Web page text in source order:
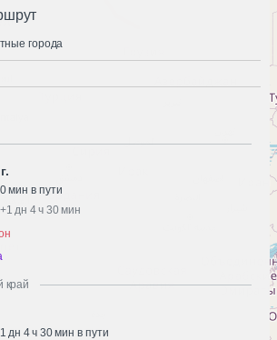
города
0 мин в пути
+1 дн 4 ч 30 мин
край
1 дн 4 ч 30 мин в пути